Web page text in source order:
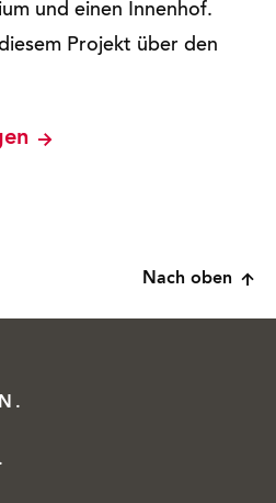
und einen Innenhof.
Projekt über den
Nach oben